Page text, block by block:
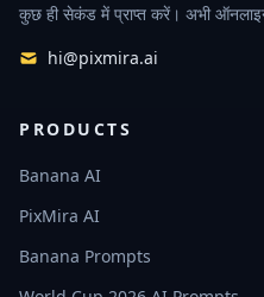
कुछ ही सेकंड में प्राप्त करें। अभी
hi@pixmira.ai
PRODUCTS
Banana AI
PixMira AI
Banana Prompts